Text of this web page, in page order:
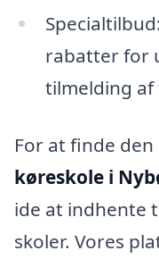
rabatter for
tilmelding af
For at finde
køreskole i
ide at indhente
skoler. Vores